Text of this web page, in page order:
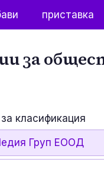
приставка
за
класификация
Груп ЕООД